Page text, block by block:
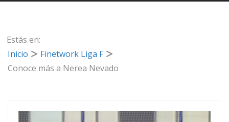
Estás en:
Inicio
Finetwork Liga F
Conoce más a Nerea Nevado